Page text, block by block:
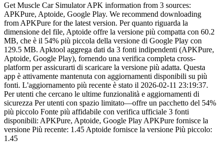
Get Muscle Car Simulator APK information from 3 sources:
APKPure, Aptoide, Google Play. We recommend downloading
from APKPure for the latest version. Per quanto riguarda la
dimensione del file, Aptoide offre la versione più compatta con 60.2
MB, che è il 54% più piccola della versione di Google Play con
129.5 MB. Apktool aggrega dati da 3 fonti indipendenti (APKPure,
Aptoide, Google Play), fornendo una verifica completa cross-
platform per assicurarti di scaricare la versione più adatta. Questa
app è attivamente mantenuta con aggiornamenti disponibili su più
fonti. L'aggiornamento più recente è stato il 2026-02-11 23:19:37.
Per utenti che cercano le ultime funzionalità e aggiornamenti di
sicurezza Per utenti con spazio limitato—offre un pacchetto del 54%
più piccolo Fonte più affidabile con verifica ufficiale 3 fonti
disponibili: APKPure, Aptoide, Google Play APKPure fornisce la
versione Più recente: 1.45 Aptoide fornisce la versione Più piccolo:
1.45